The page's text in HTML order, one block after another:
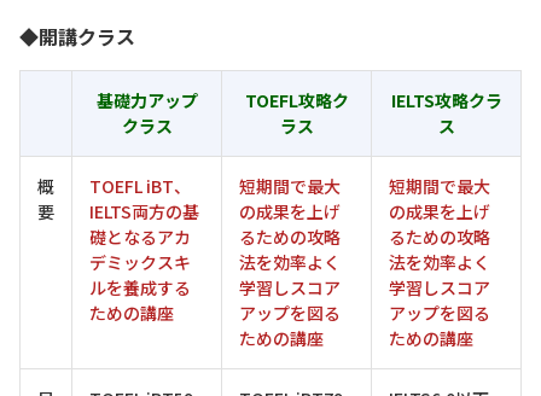
◆開講クラス
基礎力アップ
クラス
TOEFL攻略ク
ラス
IELTS攻略クラ
ス
概
要
TOEFL iBT、
IELTS両方の基
礎となるアカ
デミックスキ
ルを養成する
ための講座
短期間で最大
の成果を上げ
るための攻略
法を効率よく
学習しスコア
アップを図る
ための講座
短期間で最大
の成果を上げ
るための攻略
法を効率よく
学習しスコア
アップを図る
ための講座